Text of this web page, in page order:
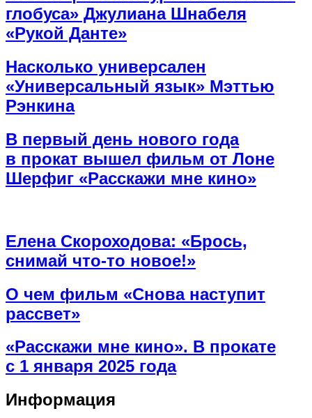
глобуса» Джулиана Шнабеля
«Рукой Данте»
Насколько универсален
«Универсальный язык» Мэттью
Рэнкина
В первый день нового года
в прокат вышел фильм от Лоне
Шерфиг «Расскажи мне кино»
Елена Скороходова: «Брось,
снимай что-то новое!»
О чем фильм «Снова наступит
рассвет»
«Расскажи мне кино». В прокате
с 1 января 2025 года
Информация